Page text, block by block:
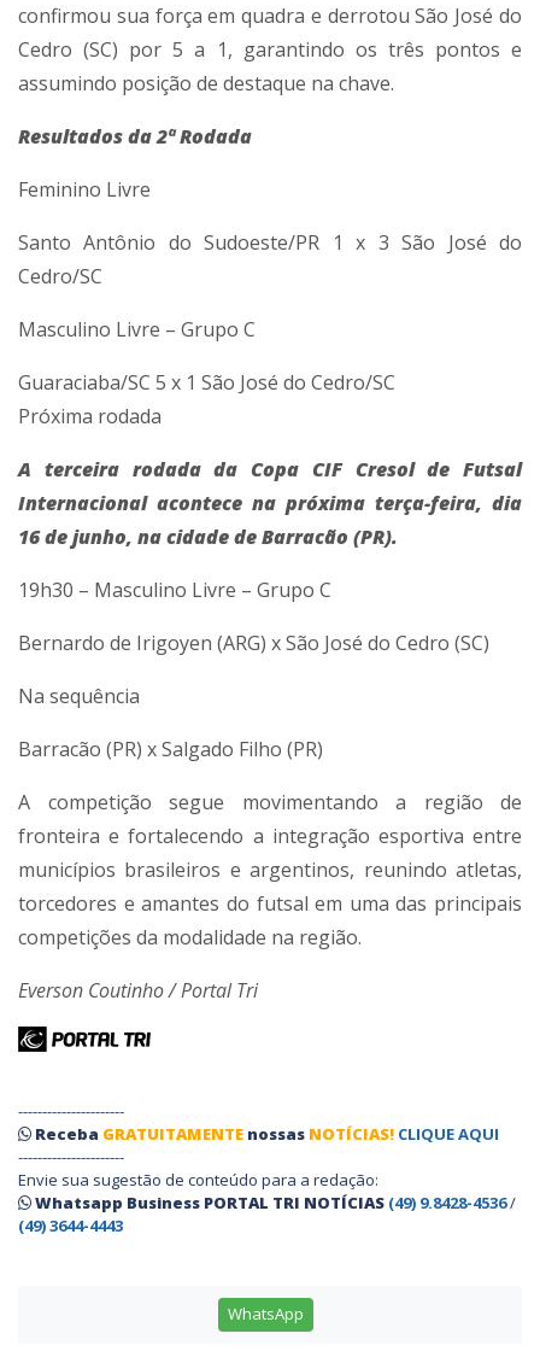
confirmou sua força em quadra e derrotou São José do
Cedro (SC) por 5 a 1, garantindo os três pontos e
assumindo posição de destaque na chave.
Resultados da 2ª Rodada
Feminino Livre
Santo Antônio do Sudoeste/PR 1 x 3 São José do
Cedro/SC
Masculino Livre – Grupo C
Guaraciaba/SC 5 x 1 São José do Cedro/SC
Próxima rodada
A terceira rodada da Copa CIF Cresol de Futsal
Internacional acontece na próxima terça-feira, dia
16 de junho, na cidade de Barracão (PR).
19h30 – Masculino Livre – Grupo C
Bernardo de Irigoyen (ARG) x São José do Cedro (SC)
Na sequência
Barracão (PR) x Salgado Filho (PR)
A competição segue movimentando a região de
fronteira e fortalecendo a integração esportiva entre
municípios brasileiros e argentinos, reunindo atletas,
torcedores e amantes do futsal em uma das principais
competições da modalidade na região.
Everson Coutinho / Portal Tri
----------------------
Receba GRATUITAMENTE nossas NOTÍCIAS! CLIQUE AQUI
----------------------
Envie sua sugestão de conteúdo para a redação:
Whatsapp Business PORTAL TRI NOTÍCIAS (49) 9.8428-4536/
(49) 3644-4443
WhatsApp